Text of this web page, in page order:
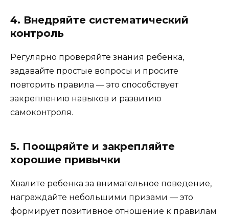
4. Внедряйте систематический
контроль
Регулярно проверяйте знания ребенка,
задавайте простые вопросы и просите
повторить правила — это способствует
закреплению навыков и развитию
самоконтроля.
5. Поощряйте и закрепляйте
хорошие привычки
Хвалите ребенка за внимательное поведение,
награждайте небольшими призами — это
формирует позитивное отношение к правилам